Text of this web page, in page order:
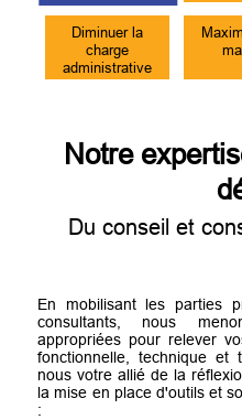
Diminuer la
charge
administrative
Notre
Du conseil et
En mobilisant les parties
consultants, nous
appropriées pour relever
fonctionnelle, technique et
nous votre allié de la
la mise en place d'outils et
: